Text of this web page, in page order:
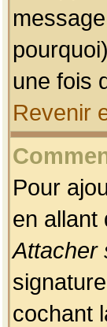
une fois
Revenir
Pour
en allant
Attacher
cochant